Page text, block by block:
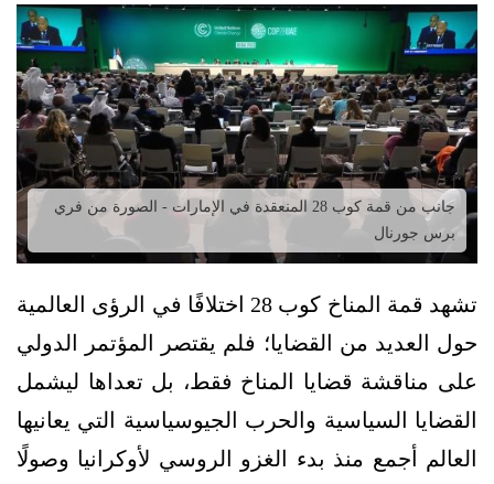
جانب من قمة كوب 28 المنعقدة في الإمارات - الصورة من فري
برس جورنال
تشهد قمة المناخ كوب 28 اختلافًا في الرؤى العالمية
حول العديد من القضايا؛ فلم يقتصر المؤتمر الدولي
على مناقشة قضايا المناخ فقط، بل تعداها ليشمل
القضايا السياسية والحرب الجيوسياسية التي يعانيها
العالم أجمع منذ بدء الغزو الروسي لأوكرانيا وصولًا